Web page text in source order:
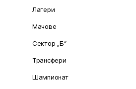
Лагери
Мачове
Сектор „Б“
Трансфери
Шампионат